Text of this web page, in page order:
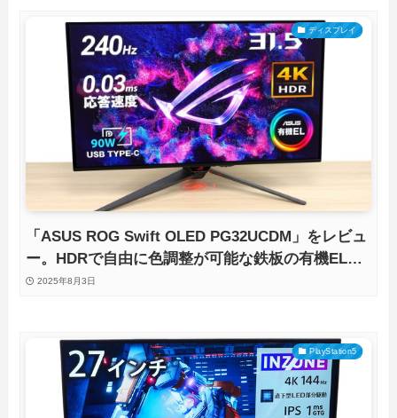
ディスプレイ
「ASUS ROG Swift OLED PG32UCDM」をレビュ
ー。HDRで自由に色調整が可能な鉄板の有機ELゲ
ーミングモニタを徹底検証
2025年8月3日
PlayStation5